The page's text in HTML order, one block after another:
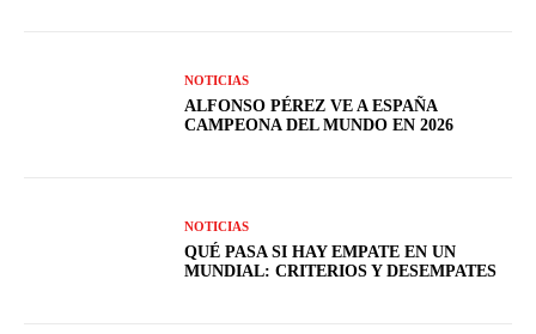
NOTICIAS
ALFONSO PÉREZ VE A ESPAÑA
CAMPEONA DEL MUNDO EN 2026
NOTICIAS
QUÉ PASA SI HAY EMPATE EN UN
MUNDIAL: CRITERIOS Y DESEMPATES